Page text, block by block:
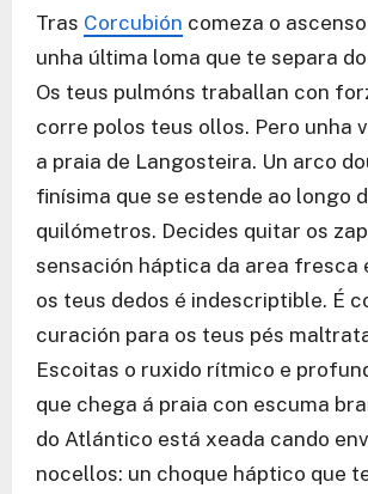
Tras Corcubión comeza o
unha última loma que te separa
Os teus pulmóns traballan con
corre polos teus ollos. Pero unha
a praia de Langosteira. Un arco
finísima que se estende ao longo
quilómetros. Decides quitar os
sensación háptica da area fresca
os teus dedos é indescriptible. É
curación para os teus pés
Escoitas o ruxido rítmico e
que chega á praia con escuma
do Atlántico está xeada cando
nocellos: un choque háptico que